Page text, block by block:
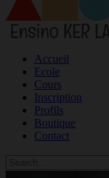
Accueil
Ecole
Cours
Inscription
Profils
Boutique
Contact